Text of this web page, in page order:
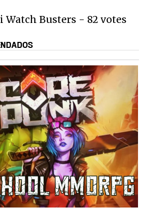
Watch Busters - 82 votes